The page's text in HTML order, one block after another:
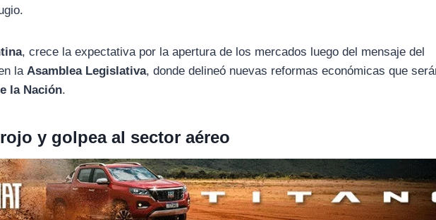
, crece la expectativa por la apertura de los mercados luego del mensaje del
laAsamblea Legislativa, donde delineó nuevas reformas económicas que
la Nación.
y golpea al sector aéreo